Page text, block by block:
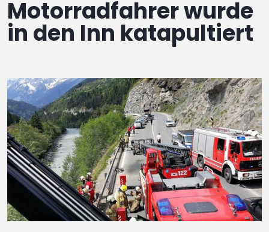
Motorradfahrer wurde
in den Inn katapultiert